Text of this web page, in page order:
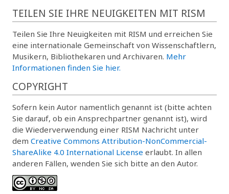
TEILEN SIE IHRE NEUIGKEITEN MIT RISM
Teilen Sie Ihre Neuigkeiten mit RISM und erreichen Sie
eine internationale Gemeinschaft von Wissenschaftlern,
Musikern, Bibliothekaren und Archivaren. Mehr
Informationen finden Sie hier.
COPYRIGHT
Sofern kein Autor namentlich genannt ist (bitte achten
Sie darauf, ob ein Ansprechpartner genannt ist), wird
die Wiederverwendung einer RISM Nachricht unter
dem Creative Commons Attribution-NonCommercial-
ShareAlike 4.0 International License erlaubt. In allen
anderen Fällen, wenden Sie sich bitte an den Autor.